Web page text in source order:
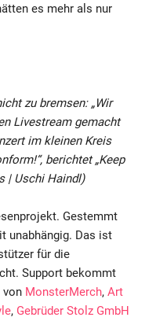
es mehr als nur
zu bremsen: „Wir
Livestream gemacht
im kleinen Kreis
berichtet „Keep
| Uschi Haindl)
Gestemmt
unabhängig. Das ist
für die
Support bekommt
von MonsterMerch, Art
, Gebrüder Stolz GmbH